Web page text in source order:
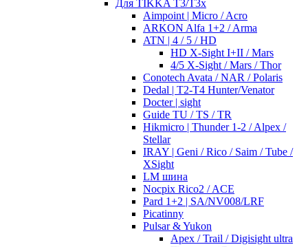
Для TIKKA T3/T3x
Aimpoint | Micro / Acro
ARKON Alfa 1+2 / Arma
ATN | 4 / 5 / HD
HD X-Sight I+II / Mars
4/5 X-Sight / Mars / Thor
Conotech Avata / NAR / Polaris
Dedal | T2-T4 Hunter/Venator
Docter | sight
Guide TU / TS / TR
Hikmicro | Thunder 1-2 / Alpex /
Stellar
IRAY | Geni / Rico / Saim / Tube /
XSight
LM шина
Nocpix Rico2 / ACE
Pard 1+2 | SA/NV008/LRF
Picatinny
Pulsar & Yukon
Apex / Trail / Digisight ultra